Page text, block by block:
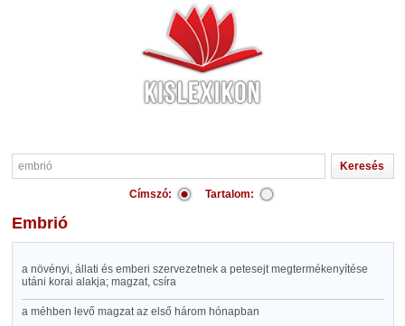
Címszó: Tartalom:
embrió
a növényi, állati és emberi szervezetnek a petesejt megtermékenyítése
utáni korai alakja; magzat, csíra
a méhben levő magzat az első három hónapban